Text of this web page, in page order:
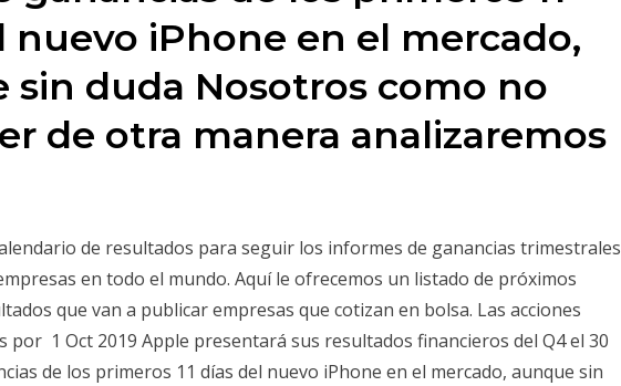
nuevo iPhone en el mercado,
sin duda Nosotros como no
de otra manera analizaremos
de resultados para seguir los informes de ganancias trimestrales
en todo el mundo. Aquí le ofrecemos un listado de próximos
que van a publicar empresas que cotizan en bolsa. Las acciones
por 1 Oct 2019 Apple presentará sus resultados financieros del Q4 el 30
de los primeros 11 días del nuevo iPhone en el mercado, aunque sin